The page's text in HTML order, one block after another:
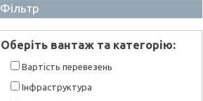
Фільтр
Оберiть вантаж та категорiю:
Вартiсть перевезень
Інфраструктура